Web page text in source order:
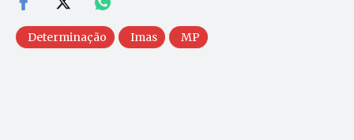
Determinação Imas MP